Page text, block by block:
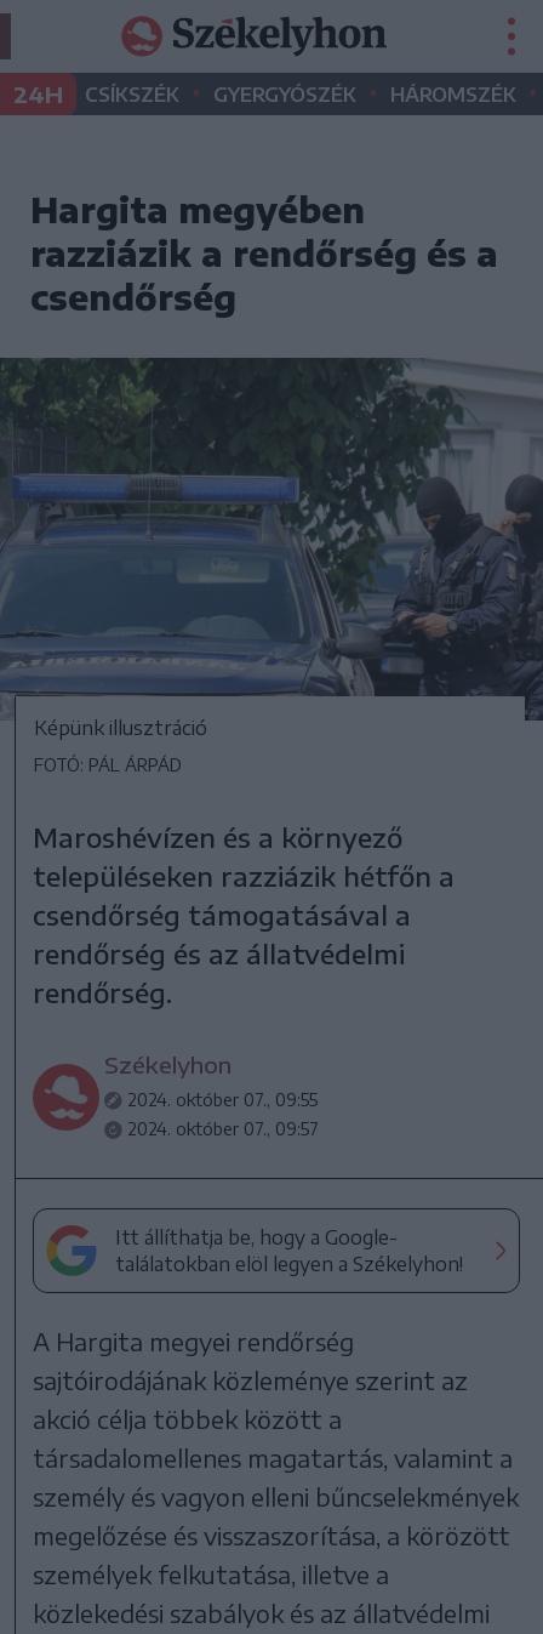
24H CSÍKSZÉK • GYERGYÓSZÉK • HÁROMSZÉK •
Hargita megyében
razziázik a rendőrség és a
csendőrség
Képünk illusztráció
FOTÓ: PÁL ÁRPÁD
Maroshévízen és a környező
településeken razziázik hétfőn a
csendőrség támogatásával a
rendőrség és az állatvédelmi
rendőrség.
Székelyhon
2024. október 07., 09:55
2024. október 07., 09:57
Itt állíthatja be, hogy a Google-
találatokban elöl legyen a Székelyhon!
A Hargita megyei rendőrség
sajtóirodájának közleménye szerint az
akció célja többek között a
társadalomellenes magatartás, valamint a
személy és vagyon elleni bűncselekmények
megelőzése és visszaszorítása, a körözött
személyek felkutatása, illetve a
közlekedési szabályok és az állatvédelmi